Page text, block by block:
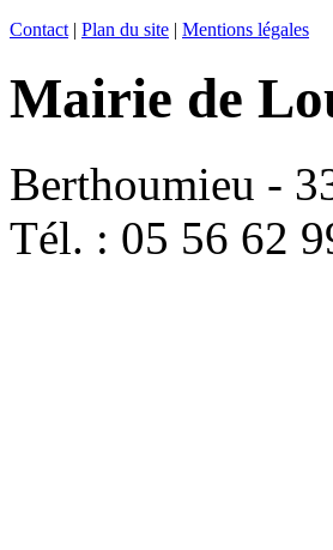
Contact | Plan du site | Mentions légales
Mairie de
Berthoumieu -
Tél. : 05 56 62